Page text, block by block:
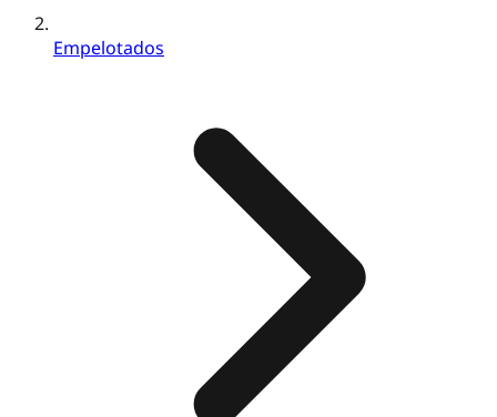
Empelotados